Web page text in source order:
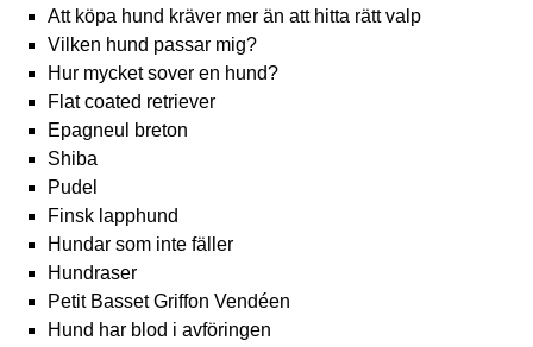
Att köpa hund kräver mer än att hitta rätt valp
Vilken hund passar mig?
Hur mycket sover en hund?
Flat coated retriever
Epagneul breton
Shiba
Pudel
Finsk lapphund
Hundar som inte fäller
Hundraser
Petit Basset Griffon Vendéen
Hund har blod i avföringen